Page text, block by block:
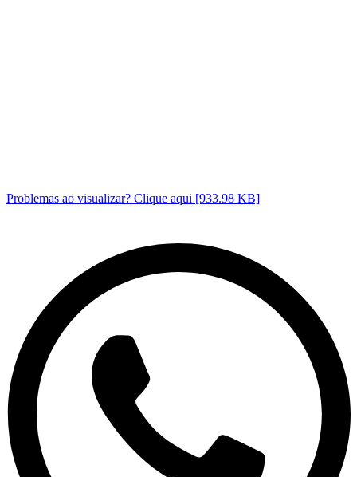
Problemas ao visualizar? Clique aqui [933.98 KB]